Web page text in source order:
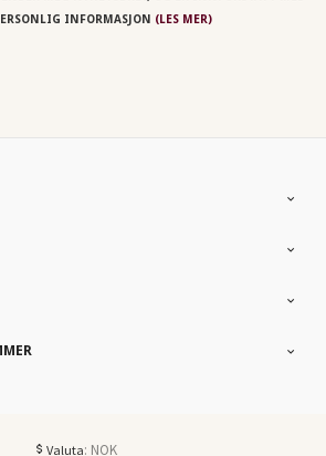
INFORMASJON (LES MER)
Valuta: NOK